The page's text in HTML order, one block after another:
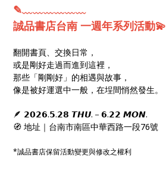
✎﹏﹏﹏﹏﹏﹏
誠品書店台南 一週年系列活動💫
翻開書頁、交換日常，
或是剛好走過而進到這裡，
那些「剛剛好」的相遇與故事，
像是被好運選中一般，在埕間悄然發生。
🪶 𝟮𝟬𝟮𝟲.𝟱.𝟮𝟴 𝙏𝙃𝙐.－𝟲.𝟮𝟮 𝙈𝙊𝙉.
🧭 地址｜台南市南區中華西路一段76號
*誠品書店保留活動變更與修改之權利